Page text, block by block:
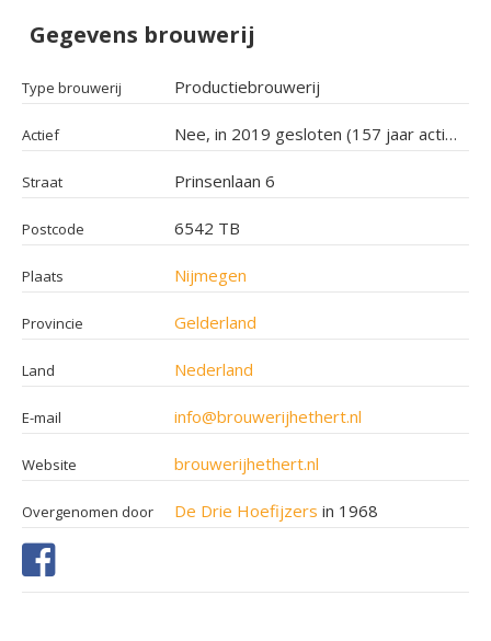
Gegevens brouwerij
Type brouwerij Productiebrouwerij
Actief Nee, in 2019 gesloten (157 jaar actief geweest)
Straat Prinsenlaan 6
Postcode 6542 TB
Plaats Nijmegen
Provincie Gelderland
Land Nederland
E-mail info@brouwerijhethert.nl
Website brouwerijhethert.nl
Overgenomen door De Drie Hoefijzers in 1968